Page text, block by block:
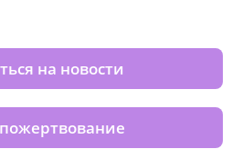
на новости